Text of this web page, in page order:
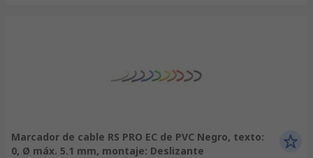
Marcador de cable RS PRO EC de PVC Negro, texto:
0, Ø máx. 5.1 mm, montaje: Deslizante